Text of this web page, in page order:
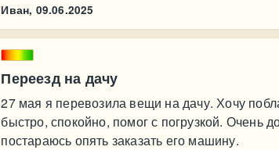
Иван, 09.06.2025
Переезд на дачу
27 мая я перевозила вещи на дачу. Хочу
быстро, спокойно, помог с погрузкой. Очень
постараюсь опять заказать его машину.